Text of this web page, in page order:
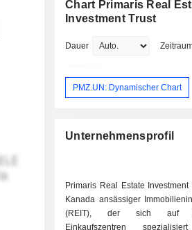
Chart Primaris Real
Investment Trust
Dauer
PMZ.UN: Dynamischer Chart
Unternehmensprofil
Primaris Real Estate
Kanada ansässiger
(REIT), der sich auf
Einkaufszentren